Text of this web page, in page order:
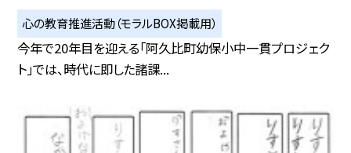
心の教育推進活動（モラルBOX掲載用）
今年で20年目を迎える「阿久比町幼保小中一貫プロジェク
ト」では、時代に即した諸課...